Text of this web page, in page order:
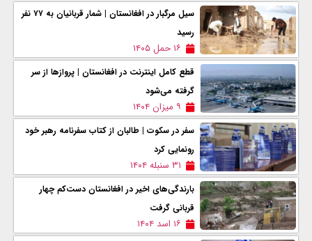
سیل مرگبار در افغانستان | شمار قربانیان به ۷۷ نفر
رسید
۱۶ حمل ۱۴۰۵
قطع کامل اینترنت در افغانستان | پروازها از سر
گرفته می‌شود
۹ میزان ۱۴۰۴
سفر در سکوت | طالبان از کتاب سفرنامه رهبر خود
رونمایی کرد
۳۱ سنبله ۱۴۰۴
بارندگی‌های اخیر در افغانستان دست‌کم چهار
قربانی گرفت
۱۶ اسد ۱۴۰۴